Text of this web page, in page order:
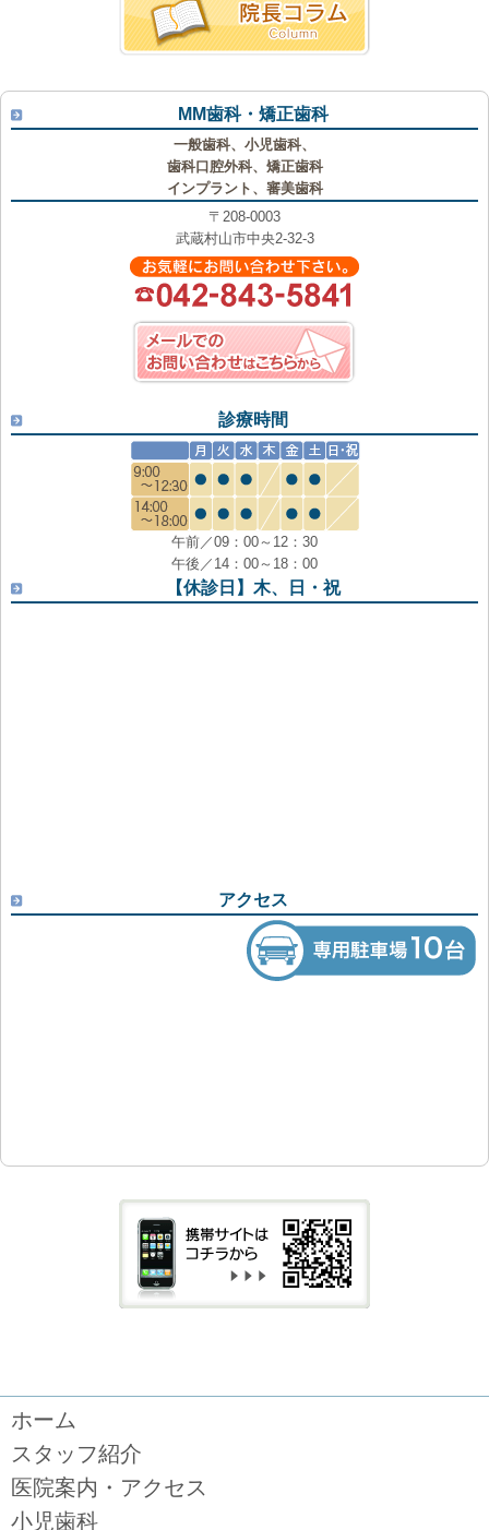
MM歯科・矯正歯科
一般歯科、小児歯科、
歯科口腔外科、矯正歯科
インプラント、審美歯科
〒208-0003
武蔵村山市中央2-32-3
診療時間
午前／09：00～12：30
午後／14：00～18：00
【休診日】木、日・祝
アクセス
ホーム
スタッフ紹介
医院案内・アクセス
小児歯科